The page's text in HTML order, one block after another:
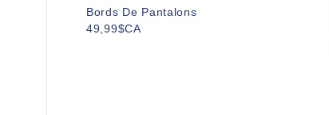
Bords De Pantalons
49,99$CA